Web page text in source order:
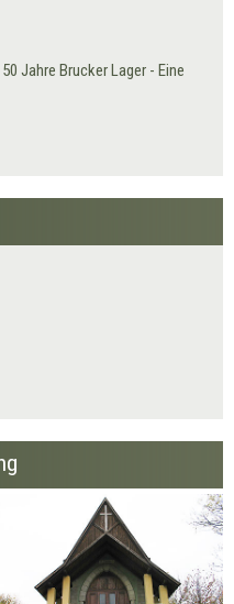
Jahre Brucker Lager - Eine
Carolus Kapelle